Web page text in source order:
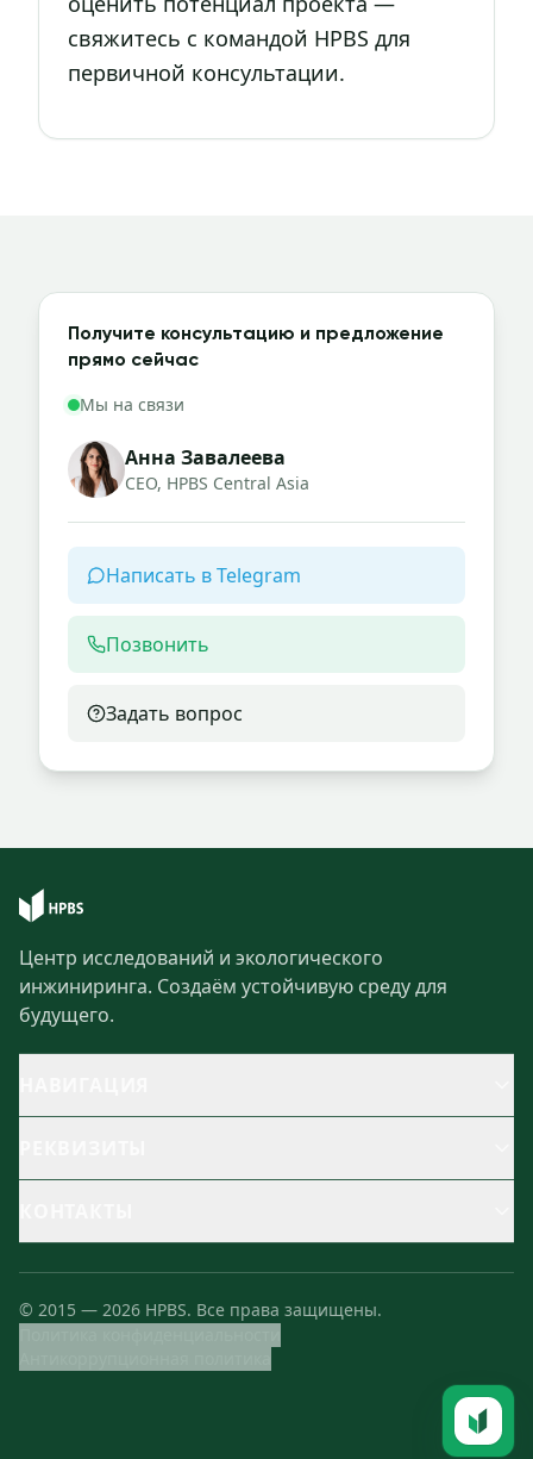
свяжитесь с командой HPBS для
первичной консультации.
Получите консультацию и предложение
прямо сейчас
Мы на связи
Анна Завалеева
CEO, HPBS Central Asia
Написать в Telegram
Позвонить
Задать вопрос
Центр исследований и экологического
инжиниринга. Создаём устойчивую среду для
будущего.
© 2015 — 2026 HPBS. Все права защищены.